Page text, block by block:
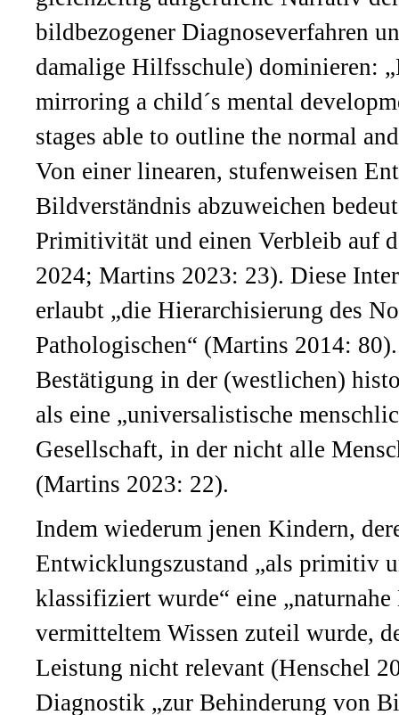
bildbezogener Diagnoseverfahren
damalige Hilfsschule) dominieren:
mirroring a child´s mental
stages able to outline the normal
Von einer linearen, stufenweisen
Bildverständnis abzuweichen
Primitivität und einen Verbleib auf
2024; Martins 2023: 23). Diese
erlaubt „die Hierarchisierung des
Pathologischen“ (Martins 2014:
Bestätigung in der (westlichen)
als eine „universalistische
Gesellschaft, in der nicht alle
(Martins 2023: 22).
Indem wiederum jenen Kindern,
Entwicklungszustand „als primitiv
klassifiziert wurde“ eine
vermitteltem Wissen zuteil wurde,
Leistung nicht relevant (Henschel
Diagnostik „zur Behinderung von